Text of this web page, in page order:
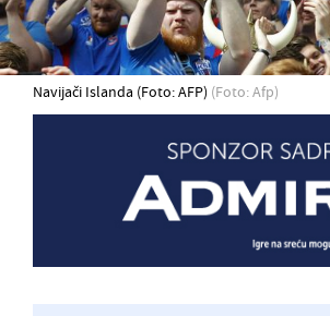
Navijači Islanda (Foto: AFP) (Foto: Afp)